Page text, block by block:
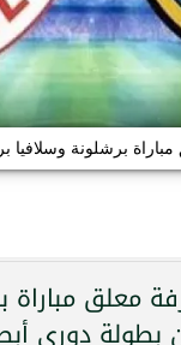
برشلونة وسلافيا
مباراة